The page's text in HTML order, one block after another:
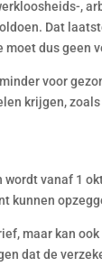
,
Dat
dus geen
voor
krijgen,
vanaf 1
kunnen
maar kan
dat de